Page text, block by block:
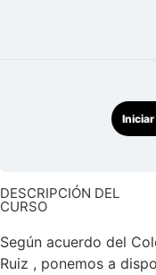
DESCRIPCIÓN DEL
CURSO
Según acuerdo del
Ruiz , ponemos a